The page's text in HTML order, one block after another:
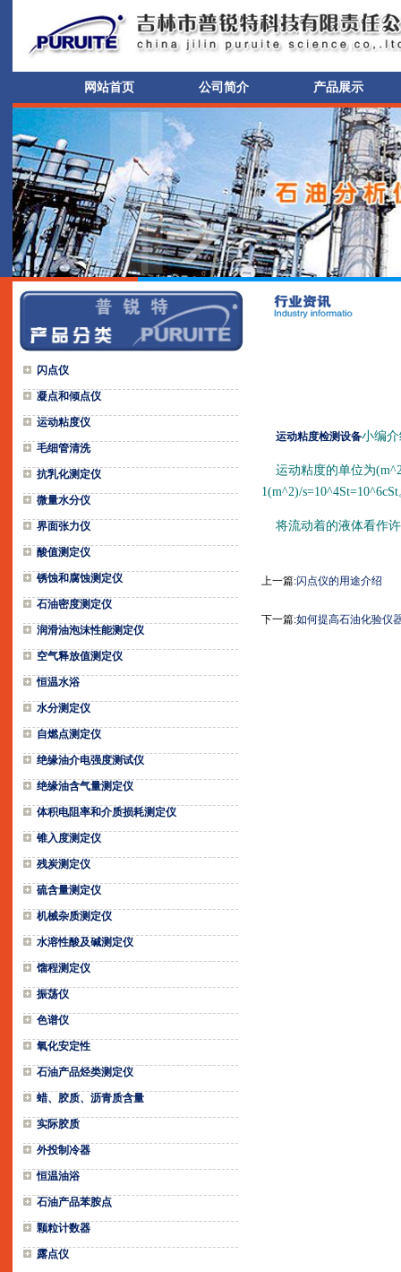
网站首页 公司简介 产品展示
闪点仪
凝点和倾点仪
运动粘度仪
毛细管清洗
抗乳化测定仪
微量水分仪
界面张力仪
酸值测定仪
锈蚀和腐蚀测定仪
石油密度测定仪
润滑油泡沫性能测定仪
空气释放值测定仪
恒温水浴
水分测定仪
自燃点测定仪
绝缘油介电强度测试仪
绝缘油含气量测定仪
体积电阻率和介质损耗测定仪
锥入度测定仪
残炭测定仪
硫含量测定仪
机械杂质测定仪
水溶性酸及碱测定仪
馏程测定仪
振荡仪
色谱仪
氧化安定性
石油产品烃类测定仪
蜡、胶质、沥青质含量
实际胶质
外投制冷器
恒温油浴
石油产品苯胺点
颗粒计数器
露点仪
运动粘度检测设备小编
运动粘度的单位为
1(m^2)/
将流动着的液体看作许
上一篇:闪点仪的用途介绍
下一篇:如何提高石油化验仪